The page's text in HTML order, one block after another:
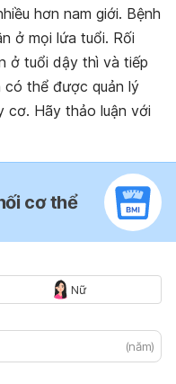
hơn nam giới. Bệnh
ở mọi lứa tuổi. Rối
ở tuổi dậy thì và tiếp
thể được quản lý
cơ. Hãy thảo luận với
cơ thể
Nữ
(năm)